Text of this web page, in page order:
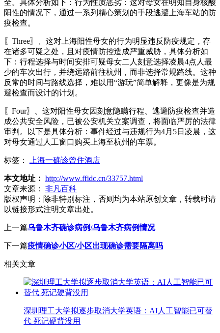
全。具体分析如下：行为性质恶劣：这对母女在明知自身核酸
阳性的情况下，通过一系列精心策划的手段逃避上海车站的防
疫检查。
〖Three〗、这对上海阳性母女的行为明显违反防疫规定，存
在诸多可疑之处，且对疫情防控造成严重威胁，具体分析如
下：行程选择与时间安排可疑母女二人刻意选择凌晨4点人最
少的车次出行，并绕远路前往杭州，而非选择常规路线。这种
反常的时间与路线选择，难以用“游玩”简单解释，更像是为规
避检查而设计的计划。
〖Four〗、这对阳性母女因刻意隐瞒行程、逃避防疫检查并造
成公共安全风险，已被公安机关立案调查，将面临严厉的法律
审判。以下是具体分析：事件经过与违规行为4月5日凌晨，这
对母女通过人工窗口购买上海至杭州的车票。
标签： 上海一确诊曾住酒店
本文地址： http://www.ffidc.cn/33757.html
文章来源：
非凡百科
版权声明： 除非特别标注，否则均为本站原创文章，转载时请
以链接形式注明文章出处。
上一篇乌鲁木齐确诊病例/乌鲁木齐病例情况
下一篇疫情确诊小区/小区出现确诊需要隔离吗
相关文章
深圳理工大学拟逐步取消大学英语：AI人工智能已可替
代 死记硬背没用